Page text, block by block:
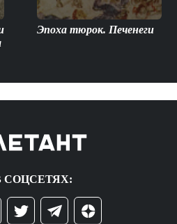
Эпоха тюрок. Печенеги